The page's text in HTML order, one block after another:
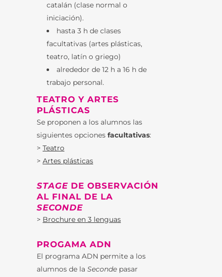
catalán (clase normal o
iniciación).
hasta 3 h de clases
facultativas (artes plásticas,
teatro, latín o griego)
alrededor de 12 h a 16 h de
trabajo personal.
TEATRO Y ARTES
PLÁSTICAS
Se proponen a los alumnos las
siguientes opciones facultativas:
> Teatro
> Artes plásticas
STAGE DE OBSERVACIÓN
AL FINAL DE LA
SECONDE
> Brochure en 3 lenguas
PROGAMA ADN
El programa ADN permite a los
alumnos de la Seconde pasar